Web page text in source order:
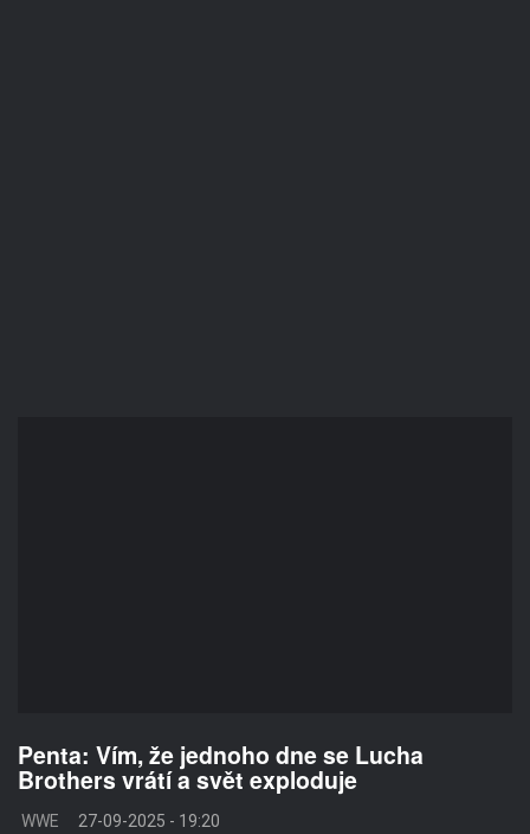
Penta: Vím, že jednoho dne se Lucha
Brothers vrátí a svět exploduje
WWE 27-09-2025 - 19:20